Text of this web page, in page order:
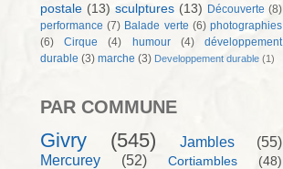
postale (13) sculptures (13) Découverte (8)
performance (7) Balade verte (6) photographies
(6)
Cirque (4) humour (4)
développement
durable (3) marche (3) Developpement durable (1)
PAR COMMUNE
Givry (545) Jambles
(55)
Mercurey
(52) Cortiambles
(48)